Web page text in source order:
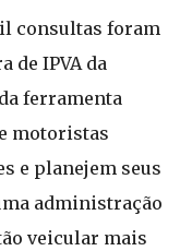
consultas foram
de IPVA da
ferramenta
motoristas
e planejem seus
administração
veicular mais